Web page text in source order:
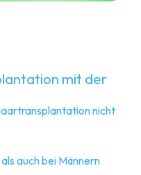
mit der
nicht
auch bei Männern